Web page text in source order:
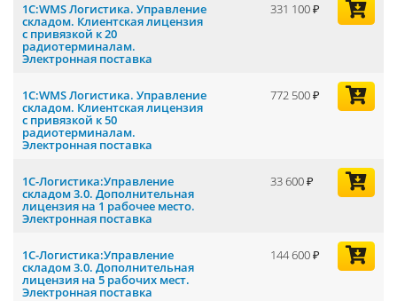
1С:WMS Логистика. Управление
складом. Клиентская лицензия
с привязкой к 20
радиотерминалам.
Электронная поставка
331 100
1С:WMS Логистика. Управление
складом. Клиентская лицензия
с привязкой к 50
радиотерминалам.
Электронная поставка
772 500
1С-Логистика:Управление
складом 3.0. Дополнительная
лицензия на 1 рабочее место.
Электронная поставка
33 600
1С-Логистика:Управление
складом 3.0. Дополнительная
лицензия на 5 рабочих мест.
Электронная поставка
144 600